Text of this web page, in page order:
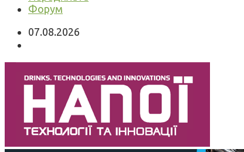
Форум
07.08.2026